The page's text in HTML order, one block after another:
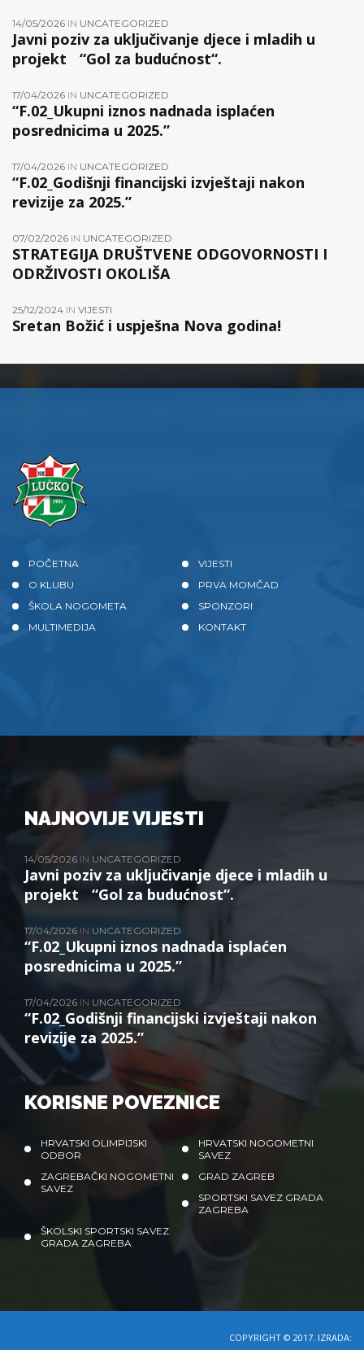
14/05/2026 IN UNCATEGORIZED
Javni poziv za uključivanje djece i mladih u
projekt “Gol za budućnost“.
17/04/2026 IN UNCATEGORIZED
“F.02_Ukupni iznos nadnada isplaćen
posrednicima u 2025.”
17/04/2026 IN UNCATEGORIZED
“F.02_Godišnji financijski izvještaji nakon
revizije za 2025.”
07/02/2026 IN UNCATEGORIZED
STRATEGIJA DRUŠTVENE ODGOVORNOSTI I
ODRŽIVOSTI OKOLIŠA
25/12/2024 IN VIJESTI
Sretan Božić i uspješna Nova godina!
POČETNA
VIJESTI
O KLUBU
PRVA MOMČAD
ŠKOLA NOGOMETA
SPONZORI
MULTIMEDIJA
KONTAKT
NAJNOVIJE VIJESTI
14/05/2026 IN UNCATEGORIZED
Javni poziv za uključivanje djece i mladih u
projekt “Gol za budućnost“.
17/04/2026 IN UNCATEGORIZED
“F.02_Ukupni iznos nadnada isplaćen
posrednicima u 2025.”
17/04/2026 IN UNCATEGORIZED
“F.02_Godišnji financijski izvještaji nakon
revizije za 2025.”
KORISNE POVEZNICE
HRVATSKI OLIMPIJSKI
ODBOR
HRVATSKI NOGOMETNI
SAVEZ
ZAGREBAČKI NOGOMETNI
SAVEZ
GRAD ZAGREB
SPORTSKI SAVEZ GRADA
ZAGREBA
ŠKOLSKI SPORTSKI SAVEZ
GRADA ZAGREBA
COPYRIGHT © 2017. IZRADA: